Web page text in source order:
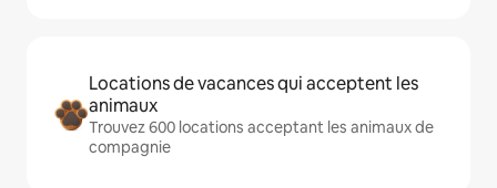
Locations de vacances qui acceptent les
animaux
Trouvez 600 locations acceptant les animaux de
compagnie